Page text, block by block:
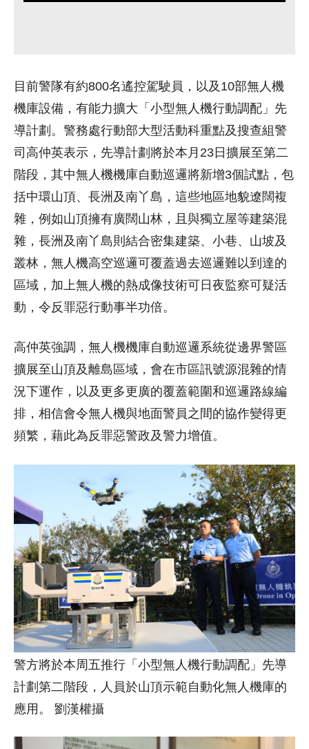
目前警隊有約800名遙控駕駛員，以及10部無人機
機庫設備，有能力擴大「小型無人機行動調配」先
導計劃。警務處行動部大型活動科重點及搜查組警
司高仲英表示，先導計劃將於本月23日擴展至第二
階段，其中無人機機庫自動巡邏將新增3個試點，包
括中環山頂、長洲及南丫島，這些地區地貌遼闊複
雜，例如山頂擁有廣闊山林，且與獨立屋等建築混
雜，長洲及南丫島則結合密集建築、小巷、山坡及
叢林，無人機高空巡邏可覆蓋過去巡邏難以到達的
區域，加上無人機的熱成像技術可日夜監察可疑活
動，令反罪惡行動事半功倍。
高仲英強調，無人機機庫自動巡邏系統從邊界警區
擴展至山頂及離島區域，會在市區訊號源混雜的情
況下運作，以及更多更廣的覆蓋範圍和巡邏路線編
排，相信會令無人機與地面警員之間的協作變得更
頻繁，藉此為反罪惡警政及警力增值。
警方將於本周五推行「小型無人機行動調配」先導
計劃第二階段，人員於山頂示範自動化無人機庫的
應用。 劉漢權攝